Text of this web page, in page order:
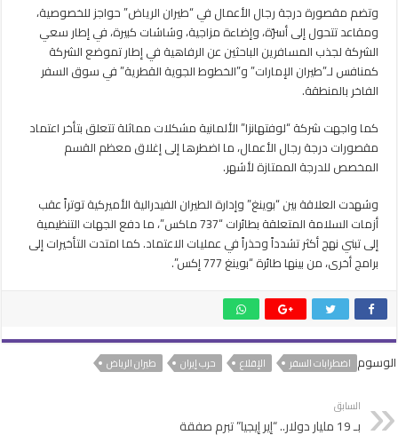
وتضم مقصورة درجة رجال الأعمال في “طيران الرياض” حواجز للخصوصية،
ومقاعد تتحول إلى أسرّة، وإضاءة مزاجية، وشاشات كبيرة، في إطار سعي
الشركة لجذب المسافرين الباحثين عن الرفاهية في إطار تموضع الشركة
كمنافس لـ”طيران الإمارات” و”الخطوط الجوية القطرية” في سوق السفر
الفاخر بالمنطقة.
كما واجهت شركة “لوفتهانزا” الألمانية مشكلات مماثلة تتعلق بتأخر اعتماد
مقصورات درجة رجال الأعمال، ما اضطرها إلى إغلاق معظم القسم
المخصص للدرجة الممتازة لأشهر.
وشهدت العلاقة بين “بوينغ” وإدارة الطيران الفيدرالية الأميركية توتراً عقب
أزمات السلامة المتعلقة بطائرات “737 ماكس”، ما دفع الجهات التنظيمية
إلى تبني نهج أكثر تشدداً وحذراً في عمليات الاعتماد. كما امتدت التأخيرات إلى
برامج أخرى، من بينها طائرة “بوينغ 777 إكس”.
الوسوم اضطرابات السفر الإقلاع حرب إيران طيران الرياض
السابق
بـ 19 مليار دولار.. “إير إيجيا” تبرم صفقة